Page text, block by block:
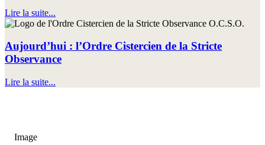
Lire la suite...
Aujourd’hui : l’Ordre Cistercien de la Stricte
Observance
Lire la suite...